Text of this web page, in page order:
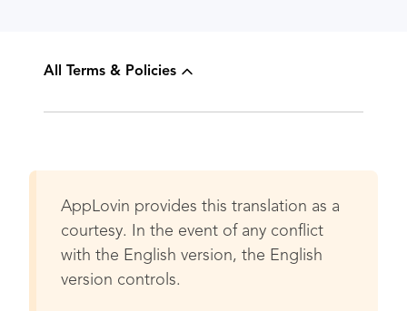
All Terms & Policies
AppLovin provides this translation as a
courtesy. In the event of any conflict
with the English version, the English
version controls.